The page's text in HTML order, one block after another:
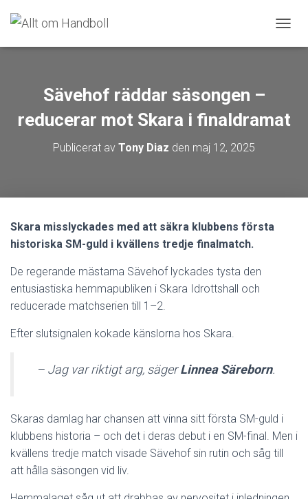
L
A
V
Sävehof räddar säsongen –
reducerar mot Skara i finaldramat
Publicerat av Tony Diaz den maj 12, 2025
Skara misslyckades med att säkra klubbens första
historiska SM-guld i kvällens tredje finalmatch.
De regerande mästarna Sävehof lyckades tysta den
entusiastiska hemmapubliken i Skara Idrottshall och
reducerade matchserien till 1–2.
Efter slutsignalen kokade känslorna hos Skara.
– Jag var riktigt arg, sägerLinnea Säreborn.
Skaras damlag har chansen att vinna sitt första SM-guld i
klubbens historia – och det i deras debut i en SM-final. Men i
kvällens tredje match visade Sävehof sin rutin och såg till
att hålla säsongen vid liv.